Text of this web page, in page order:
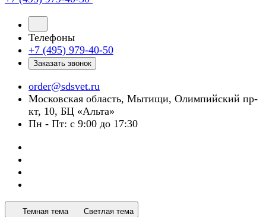
Телефоны
+7 (495) 979-40-50
Заказать звонок
order@sdsvet.ru
Московская область, Мытищи, Олимпийский пр-
кт, 10, БЦ «Альта»
Пн - Пт: с 9:00 до 17:30
Темная тема Светлая тема